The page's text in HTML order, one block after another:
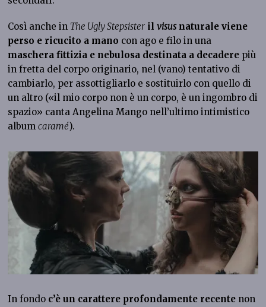
Così anche in The Ugly Stepsister ilvisusnaturale viene
perso e ricucito a mano con ago e filo in una
maschera fittizia e nebulosa destinata a decadere più
in fretta del corpo originario, nel (vano) tentativo di
cambiarlo, per assottigliarlo e sostituirlo con quello di
un altro («il mio corpo non è un corpo, è un ingombro di
spazio» canta Angelina Mango nell’ultimo intimistico
albumcaramé).
In fondo c’è un carattere profondamente recente non